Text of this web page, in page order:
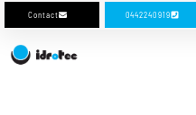
Contact 0442240919